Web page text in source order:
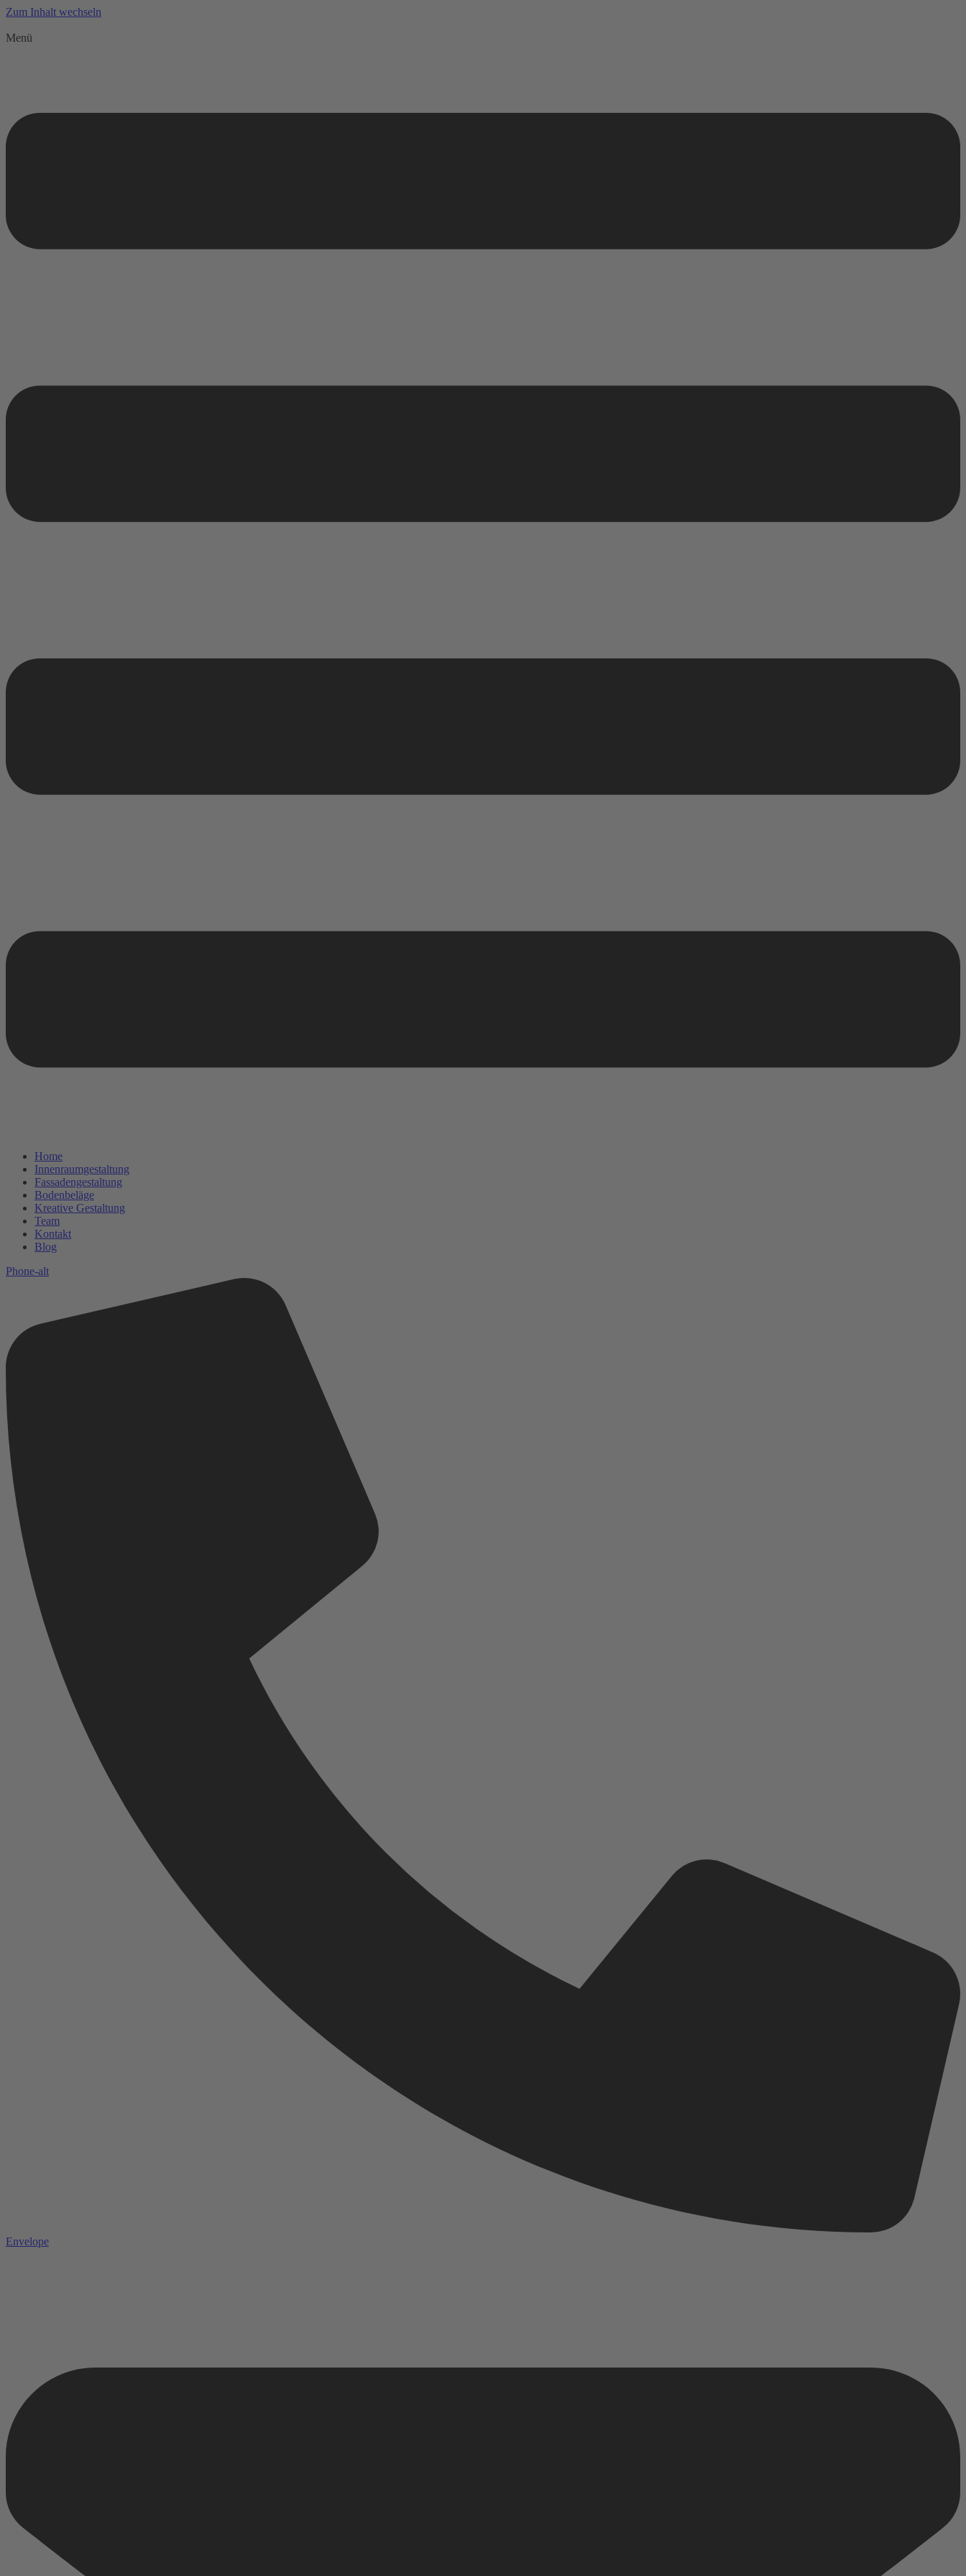
Zum Inhalt wechseln
Menü
Home
Innenraumgestaltung
Fassadengestaltung
Bodenbeläge
Kreative Gestaltung
Team
Kontakt
Blog
Phone-alt
Envelope